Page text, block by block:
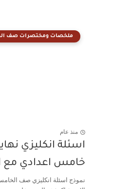
ملخصات ومختصرات صف
منذ عام
اسئلة انكليزي
خامس اعدادي مع
نموذج اسئلة انكليزي صف الخامس